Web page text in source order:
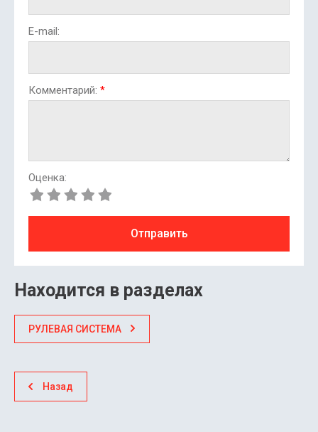
E-mail:
Комментарий: *
Оценка:
Отправить
Находится в разделах
РУЛЕВАЯ СИСТЕМА
Назад